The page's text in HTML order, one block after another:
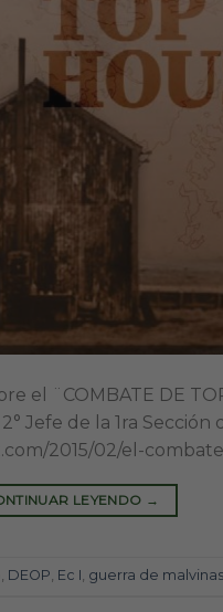
el ¨COMBATE DE
Jefe de la 1ra
2015/02/el-
LEYENDO →
, DEOP, Ec I, guerra de malvinas